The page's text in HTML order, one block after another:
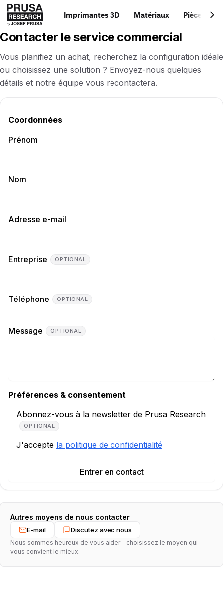
Imprimantes 3D Matériaux Pièces &
Contacter le service commercial
Vous planifiez un achat, recherchez la configuration idéale
ou choisissez une solution ? Envoyez-nous quelques
détails et notre équipe vous recontactera.
Coordonnées
Prénom
Nom
Adresse e-mail
Entreprise OPTIONAL
Téléphone OPTIONAL
Message OPTIONAL
Préférences & consentement
Abonnez-vous à la newsletter de Prusa Research
OPTIONAL
J'accepte la politique de confidentialité
Entrer en contact
Autres moyens de nous contacter
E-mail Discutez avec nous
Nous sommes heureux de vous aider – choisissez le moyen qui
vous convient le mieux.